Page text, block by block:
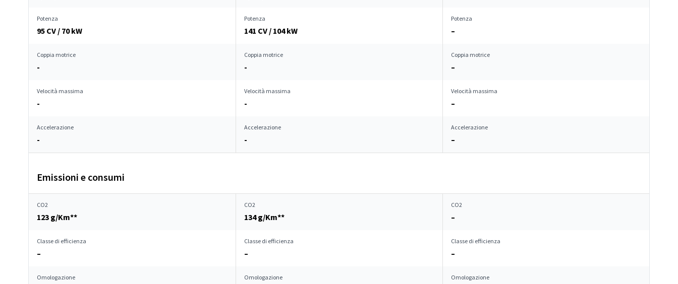
Potenza
95 CV / 70 kW
Potenza
141 CV / 104 kW
Potenza
–
Coppia motrice
-
Coppia motrice
-
Coppia motrice
–
Velocità massima
-
Velocità massima
-
Velocità massima
–
Accelerazione
-
Accelerazione
-
Accelerazione
–
Emissioni e consumi
CO2
123 g/Km**
CO2
134 g/Km**
CO2
–
Classe di efficienza
–
Classe di efficienza
–
Classe di efficienza
–
Omologazione Omologazione Omologazione